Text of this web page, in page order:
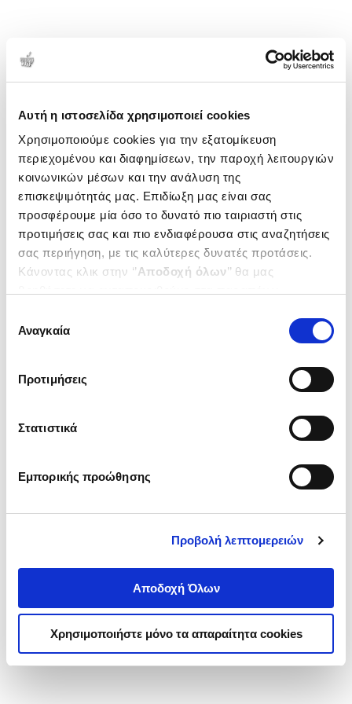
Αυτή η ιστοσελίδα χρησιμοποιεί cookies
Χρησιμοποιούμε cookies για την εξατομίκευση
περιεχομένου και διαφημίσεων, την παροχή λειτουργιών
κοινωνικών μέσων και την ανάλυση της
επισκεψιμότητάς μας. Επιδίωξη μας είναι σας
προσφέρουμε μία όσο το δυνατό πιο ταιριαστή στις
προτιμήσεις σας και πιο ενδιαφέρουσα στις αναζητήσεις
σας περιήγηση, με τις καλύτερες δυνατές προτάσεις.
Κάνοντας κλικ στην ‘’Αποδοχή όλων’’ θα μας
ενδιαφέρουν και να επιλέξετε από τα παρακάτω με την
΄΄και να ενημερωθείτε σχετικά με
συγκατάθεσης
Αναγκαία
Προτιμήσεις
Στατιστικά
Εμπορικής προώθησης
Προβολή λεπτομερειών
Αποδοχή Όλων
Χρησιμοποιήστε μόνο τα απαραίτητα cookies